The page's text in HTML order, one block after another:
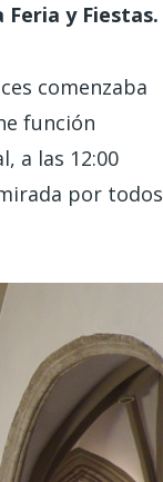
y Fiestas.
comenzaba
función
a las 12:00
por todos